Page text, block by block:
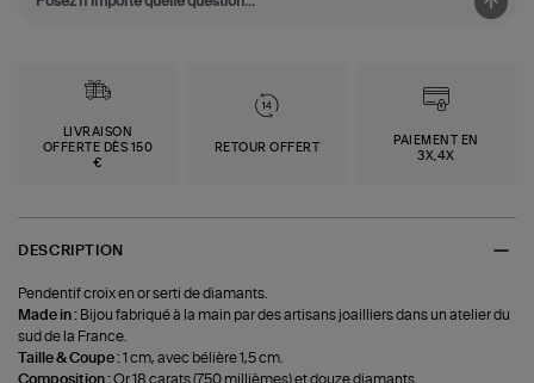
LIVRAISON
OFFERTE DÈS 150
€
RETOUR OFFERT
PAIEMENT EN
3X,4X
DESCRIPTION
Pendentif croix en or serti de diamants.
Made in : Bijou fabriqué à la main par des artisans joailliers dans un atelier du
sud de la France.
Taille & Coupe :1 cm, avec bélière 1,5 cm.
Composition :Or 18 carats (750 millièmes) et douze diamants.